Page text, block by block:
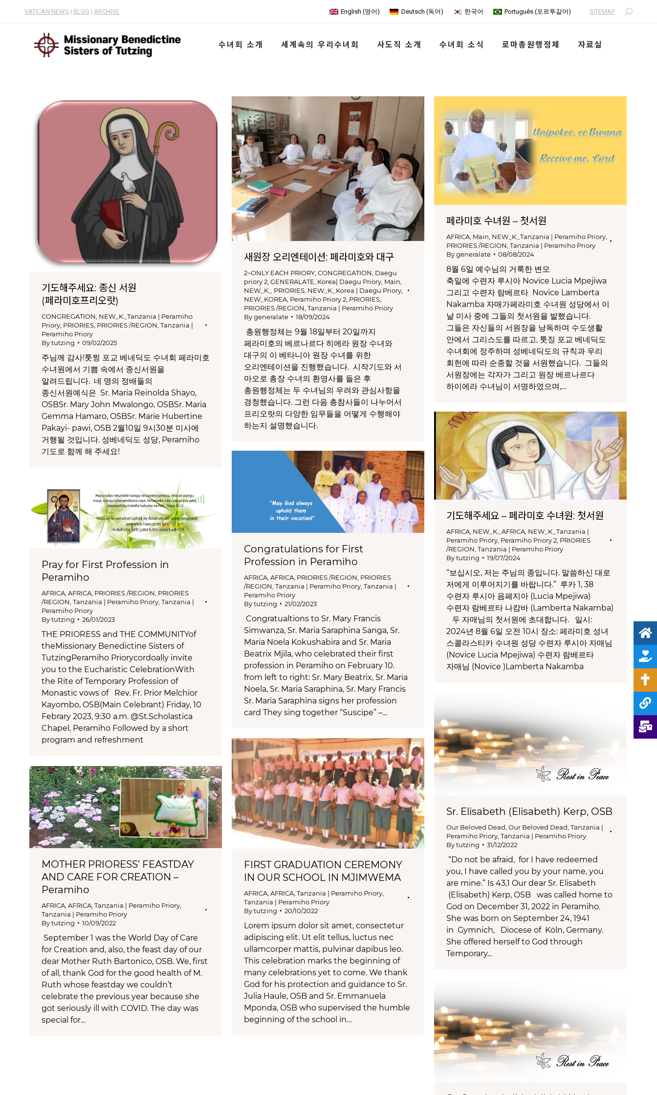
VATICAN NEWS | BLOG | ARCHIVE English (영어) Deutsch (독어) 한국어 Português (포르투갈어) SITEMAP Search:
수녀회 소개 세계속의 우리수녀회 사도직 소개 수녀회 소식 로마총원행정체 자료실
기도해주세요: 종신 서원
(페라미호프리오랏)
CONGREGATION NEW_K_Tanzania | Peramiho
Priory PRIORIES PRIORIES /REGION Tanzania |
Peramiho Priory
Bytutzing 09/02/2025
주님께 감사!툿찡 포교 베네딕도 수녀회 페라미호
수녀원에서 기쁨 속에서 종신서원을
알려드립니다. 네 명의 정배들의
종신서원예식은 Sr. Maria Reinolda Shayo,
OSBSr. Mary John Mwalongo, OSBSr. Maria
Gemma Hamaro, OSBSr. Marie Hubertine
Pakayi- pawi, OSB 2월10일 9시30분 미사에
거행될 것입니다. 성베네딕도 성당, Peramiho
기도로 함께 해 주세요!
새원장 오리엔테이션: 페라미호와 대구
2~ONLY EACH PRIORY CONGREGATION Daegu
priory 2 GENERALATE Korea| Daegu Priory Main
NEW_K_ PRIORIES NEW_K_Korea | Daegu Priory
NEW_KOREA Peramiho Priory 2 PRIORIES
PRIORIES /REGION Tanzania | Peramiho Priory
Bygeneralate 18/09/2024
총원행정체는 9월 18일부터 20일까지
페라미호의 베르나르다 히에라 원장 수녀와
대구의 이 베타니아 원장 수녀를 위한
오리엔테이션을 진행했습니다. 시작기도와 서
마오로 총장 수녀의 환영사를 들은 후
총원행정체는 두 수녀님의 우려와 관심사항을
경청했습니다. 그런 다음 총참사들이 나누어서
프리오랏의 다양한 임무들을 어떻게 수행해야
하는지 설명했습니다.
페라미호 수녀원 – 첫서원
AFRICA Main NEW_K_Tanzania | Peramiho Priory
PRIORIES /REGION Tanzania | Peramiho Priory
Bygeneralate 08/08/2024
8월 6일 예수님의 거룩한 변모
축일에 수련자 루시아 Novice Lucia Mpejiwa
그리고 수련자 람베르타 Novice Lamberta
Nakamba 자매가페라미호 수녀원 성당에서 이
날 미사 중에 그들의 첫서원을 발했습니다.
그들은 자신들의 서원장을 낭독하며 수도생활
안에서 그리스도를 따르고, 툿징 포교 베네딕도
수녀회에 정주하며 성베네딕도의 규칙과 우리
회헌에 따라 순종할 것을 서원했습니다. 그들의
서원장에는 각자가 그리고 원장 베르나르다
하이에라 수녀님이 서명하였으며,…
기도해주세요 – 페라미호 수녀원: 첫서원
AFRICA NEW_K_AFRICA NEW_K_Tanzania |
Peramiho Priory Peramiho Priory 2 PRIORIES
/REGION Tanzania | Peramiho Priory
Bytutzing 19/07/2024
“보십시오, 저는 주님의 종입니다. 말씀하신 대로
저에게 이루어지기를 바랍니다.” 루카 1, 38
수련자 루시아 음페지아 (Lucia Mpejiwa)
수련자 람베르타 나캄바 (Lamberta Nakamba)
두 자매님의 첫서원에 초대합니다. 일시:
2024년 8월 6일 오전 10시 장소: 페라미호 성녀
스콜라스티카 수녀원 성당 수련자 루시아 자매님
(Novice Lucia Mpejiwa) 수련자 람베르타
자매님 (Novice )Lamberta Nakamba
Congratulations for First
Profession in Peramiho
AFRICA AFRICA PRIORIES /REGION PRIORIES
/REGION Tanzania | Peramiho Priory Tanzania |
Peramiho Priory
Bytutzing 21/02/2023
Congratualtions to Sr. Mary Francis
Simwanza, Sr. Maria Saraphina Sanga, Sr.
Maria Noela Kokushabira and Sr. Maria
Beatrix Mjila, who celebrated their first
profession in Peramiho on February 10.
from left to right: Sr. Mary Beatrix, Sr. Maria
Noela, Sr. Maria Saraphina, Sr. Mary Francis
Sr. Maria Saraphina signs her profession
card They sing together “Suscipe” –…
Pray for First Profession in
Peramiho
AFRICA, AFRICA, PRIORIES /REGION, PRIORIES
/REGION, Tanzania | Peramiho Priory, Tanzania |
Peramiho Priory
Bytutzing 26/01/2023
THE PRIORESS and THE COMMUNITYof
theMissionary Benedictine Sisters of
TutzingPeramiho Priorycordoally invite
you to the Eucharistic CelebrationWith
the Rite of Temporary Profession of
Monastic vows of Rev. Fr. Prior Melchior
Kayombo, OSB(Main Celebrant) Friday, 10
Febrary 2023, 9:30 a.m. @St.Scholastica
Chapel, Peramiho Followed by a short
program and refreshment
Sr. Elisabeth (Elisabeth) Kerp, OSB
Our Beloved Dead Our Beloved Dead Tanzania |
Peramiho Priory Tanzania | Peramiho Priory
Bytutzing 31/12/2022
“Do not be afraid, for I have redeemed
you, I have called you by your name, you
are mine.” Is 43,1 Our dear Sr. Elisabeth
(Elisabeth) Kerp, OSB was called home to
God on December 31, 2022 in Peramiho.
She was born on September 24, 1941
in Gymnich, Diocese of Köln, Germany.
She offered herself to God through
Temporary…
FIRST GRADUATION CEREMONY
IN OUR SCHOOL IN MJIMWEMA
AFRICA AFRICA Tanzania | Peramiho Priory
Tanzania | Peramiho Priory
Bytutzing 20/10/2022
Lorem ipsum dolor sit amet, consectetur
adipiscing elit. Ut elit tellus, luctus nec
ullamcorper mattis, pulvinar dapibus leo.
This celebration marks the beginning of
many celebrations yet to come. We thank
God for his protection and guidance to Sr.
Julia Haule, OSB and Sr. Emmanuela
Mponda, OSB who supervised the humble
beginning of the school in…
MOTHER PRIORESS’ FEASTDAY
AND CARE FOR CREATION –
Peramiho
AFRICA AFRICA Tanzania | Peramiho Priory
Tanzania | Peramiho Priory
Bytutzing 10/09/2022
September 1 was the World Day of Care
for Creation and, also, the feast day of our
dear Mother Ruth Bartonico, OSB. We, first
of all, thank God for the good health of M.
Ruth whose feastday we couldn’t
celebrate the previous year because she
got seriously ill with COVID. The day was
special for…